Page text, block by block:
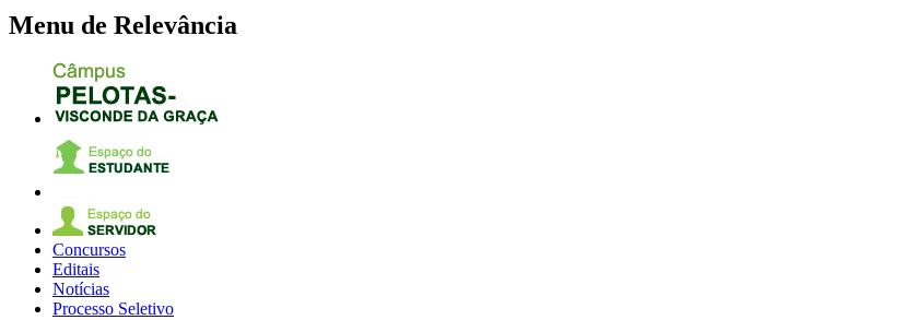
Menu de Relevância
Concursos
Editais
Notícias
Processo Seletivo